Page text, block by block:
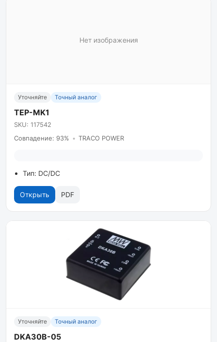
Нет изображения
Уточняйте Точный аналог
TEP-MK1
SKU: 117542
Совпадение: 93% • TRACO POWER
Тип: DC/DC
Открыть PDF
Уточняйте Точный аналог
DKA30B-05